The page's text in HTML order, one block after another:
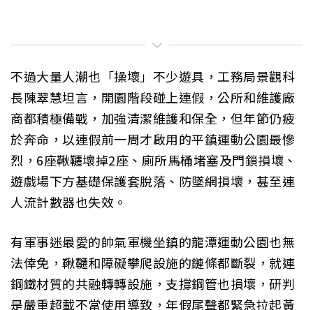
不過大量人潮也「操壞」不少遊具，工務局景觀科
長陳翠慧坦言，開園階段碰上連假，公所和維護廠
商都積極備戰，加強清潔維護和保全，但年節仍疲
於奔命，以連假前一周才啟用的平鎮運動公園最慘
烈，6座鞦韆壞掉2座、廁所馬桶堵塞及門鎖損壞、
遊戲場下方基礎保護套脫落、防墜網損壞，甚至連
人流計數器也失效。
有軍事迷最愛的帥氣軍機坐鎮的龍潭運動公園也無
法倖免，鞦韆和障礙攀爬設施的鏈條都斷裂，就連
鋼鐵材質的共融轉轉設施，支撐鋼管也損壞，研判
是嚴重超載不當使用導致，年假尾聲都緊急拉起黃